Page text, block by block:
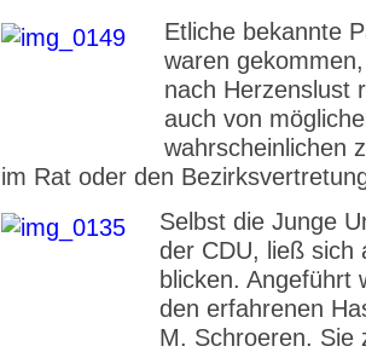
Etliche bekannte
waren
nach Herzenslust
auch von
wahrscheinlichen
im Rat oder den
Selbst die Junge
der CDU, ließ sich
blicken. Angeführt
den erfahrenen
M. Schroeren. Sie